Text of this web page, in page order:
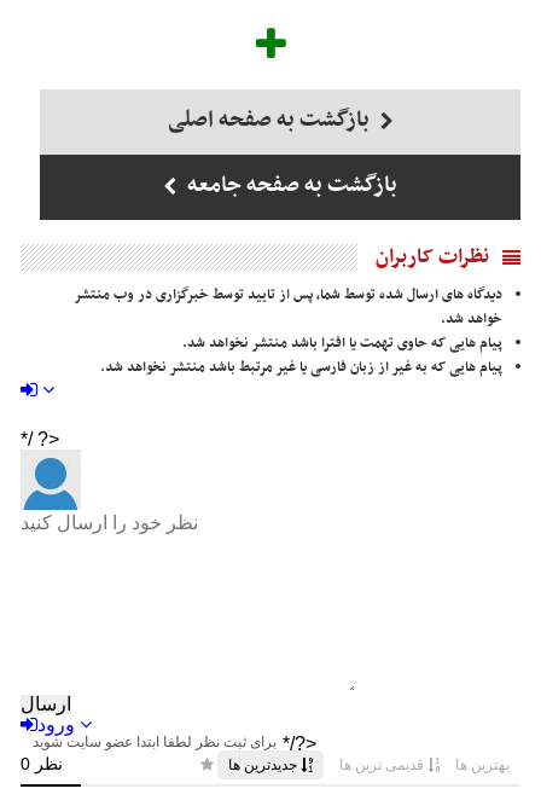
بازگشت به صفحه اصلی
بازگشت به صفحه جامعه
نظرات کاربران
دیدگاه های ارسال شده توسط شما، پس از تایید توسط خبرگزاری در وب منتشر
خواهد شد.
پیام هایی که حاوی تهمت یا افترا باشد منتشر نخواهد شد.
پیام هایی که به غیر از زبان فارسی یا غیر مرتبط باشد منتشر نخواهد شد.